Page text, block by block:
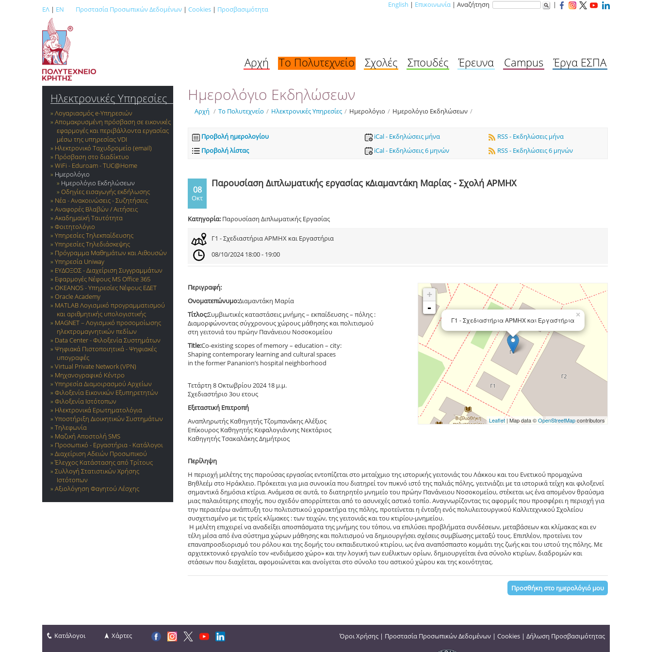
ΕΛ | EN Προστασία Προσωπικών Δεδομένων | Cookies | Προσβασιμότητα
English | Επικοινωνία | Αναζήτηση |
Αρχή Το Πολυτεχνείο Σχολές Σπουδές Έρευνα Campus Έργα ΕΣΠΑ
Ηλεκτρονικές Υπηρεσίες
Λογαριασμός e-Yπηρεσιών
Απομακρυσμένη πρόσβαση σε εικονικές
εφαρμογές και περιβάλλοντα εργασίας
μέσω της υπηρεσίας VDI
Ηλεκτρονικό Ταχυδρομείο (email)
Πρόσβαση στο διαδίκτυο
WiFi - Eduroam - TUC@Home
Ημερολόγιο
Ημερολόγιο Εκδηλώσεων
Οδηγίες εισαγωγής εκδήλωσης
Νέα - Ανακοινώσεις - Συζητήσεις
Αναφορές Βλαβών / Αιτήσεις
Ακαδημαϊκή Ταυτότητα
Φοιτητολόγιο
Υπηρεσίες Τηλεκπαίδευσης
Υπηρεσίες Τηλεδιάσκεψης
Πρόγραμμα Μαθημάτων και Αιθουσών
Υπηρεσία Uniway
ΕΥΔΟΞΟΣ - Διαχείριση Συγγραμμάτων
Εφαρμογές Νέφους MS Office 365
OKEANOS - Υπηρεσίες Νέφους ΕΔΕΤ
Oracle Academy
MATLAB Λογισμικό προγραμματισμού
και αριθμητικής υπολογιστικής
MAGNET – Λογισμικό προσομοίωσης
ηλεκτρομαγνητικών πεδίων
Data Center - Φιλοξενία Συστημάτων
Ψηφιακά Πιστοποιητικά - Ψηφιακές
υπογραφές
Virtual Private Network (VPN)
Μηχανογραφικό Κέντρο
Υπηρεσία Διαμοιρασμού Αρχείων
Φιλοξενία Εικονικών Εξυπηρετητών
Φιλοξενία Ιστότοπων
Ηλεκτρονικά Ερωτηματολόγια
Υποστήριξη Διοικητικών Συστημάτων
Τηλεφωνία
Μαζική Αποστολή SMS
Προσωπικό - Εργαστήρια - Κατάλογοι
Διαχείριση Αδειών Προσωπικού
Έλεγχος Κατάστασης από Τρίτους
Συλλογή Στατιστικών Χρήσης
Ιστότοπων
Αξιολόγηση Φαγητού Λέσχης
Ημερολόγιο Εκδηλώσεων
Αρχή / Το Πολυτεχνείο / Ηλεκτρονικές Υπηρεσίες / Ημερολόγιο / Ημερολόγιο Εκδηλώσεων /
Προβολή ημερολογίου
Προβολή λίστας
iCal - Εκδηλώσεις μήνα
iCal - Εκδηλώσεις 6 μηνών
RSS - Εκδηλώσεις μήνα
RSS - Εκδηλώσεις 6 μηνών
08
Οκτ
Παρουσίαση Διπλωματικής εργασίας κΔιαμαντάκη Μαρίας - Σχολή ΑΡΜΗΧ
Κατηγορία: Παρουσίαση Διπλωματικής Εργασίας
Γ1 - Σχεδιαστήρια ΑΡΜΗΧ και Εργαστήρια
08/10/2024 18:00 - 19:00
×
Γ1 - Σχεδιαστήρια ΑΡΜΗΧ και Εργαστήρια
+
-
Leaflet| Map data ©OpenStreetMapcontributors
Περιγραφή:
Ονοματεπώνυμο:Διαμαντάκη Μαρία
Τίτλος:Συμβιωτικές καταστάσεις μνήμης – εκπαίδευσης – πόλης :
Διαμορφώνοντας σύγχρονους χώρους μάθησης και πολιτισμού
στη γειτονιά του πρώην Πανάνειου Νοσοκομείου
Τitle:Co-existing scopes of memory – education – city:
Shaping contemporary learning and cultural spaces
in the former Pananion’s hospital neighborhood
Τετάρτη 8 Οκτωβρίου 2024 18 μ.μ.
Σχεδιαστήριο 3ου ετους
Εξεταστική Επιτροπή
Αναπληρωτής Καθηγητής Τζομπανάκης Αλέξιος
Επίκουρος Καθηγητής Κεφαλογιάννης Νεκτάριος
Καθηγητής Τσακαλάκης Δημήτριος
Περίληψη
Η περιοχή μελέτης της παρούσας εργασίας εντοπίζεται στο μεταίχμιο της ιστορικής γειτονιάς του Λάκκου και του Ενετικού προμαχώνα
Βηθλεέμ στο Ηράκλειο. Πρόκειται για μια συνοικία που διατηρεί τον πυκνό ιστό της παλιάς πόλης, γειτνιάζει με τα ιστορικά τείχη και φιλοξενεί
σημαντικά δημόσια κτίρια. Ανάμεσα σε αυτά, το διατηρητέο μνημείο του πρώην Πανάνειου Νοσοκομείου, στέκεται ως ένα απομένον θραύσμα
μιας παλαιότερης εποχής, που σχεδόν απορρίπτεται από το ασυνεχές αστικό τοπίο. Αναγνωρίζοντας τις αφορμές που προσφέρει η περιοχή για
την περαιτέρω ανάπτυξη του πολιτιστικού χαρακτήρα της πόλης, προτείνεται η ένταξη ενός πολυλειτουργικού Καλλιτεχνικού Σχολείου
συσχετισμένο με τις τρείς κλίμακες : των τειχών, της γειτονιάς και του κτιρίου-μνημείου.
Η μελέτη επιχειρεί να αναδείξει αποσπάσματα της μνήμης του τόπου, να επιλύσει προβλήματα συνδέσεων, μεταβάσεων και κλίμακας και εν
τέλη μέσα από ένα σύστημα χώρων μάθησης και πολιτισμού να δημιουργήσει σχέσεις συμβίωσης μεταξύ τους. Επιπλέον, προτείνει τον
επαναπροσδιορισμό του ρόλου και της δομής του εκπαιδευτικού κτιρίου, ως ένα αναπόσπαστο κομμάτι της ζωής και του ιστού της πόλης. Με
αρχιτεκτονικό εργαλείο τον «ενδιάμεσο χώρο» και την λογική των ευέλικτων ορίων, δημιουργείται ένα σύνολο κτιρίων, διαδρομών και
στάσεων που διαχέεται, αφομοιώνεται και ανοίγεται στο σύνολο του αστικού χώρου και της κοινότητας.
Προσθήκη στο ημερολόγιό μου
Κατάλογοι Χάρτες Όροι Χρήσης | Προστασία Προσωπικών Δεδομένων | Cookies | Δήλωση Προσβασιμότητας